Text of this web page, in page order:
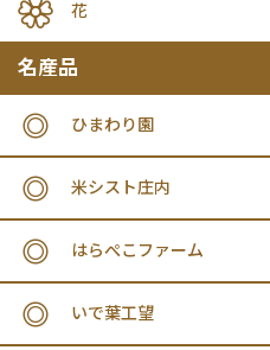
花
名産品
ひまわり園
米シスト庄内
はらぺこファーム
いで葉工望